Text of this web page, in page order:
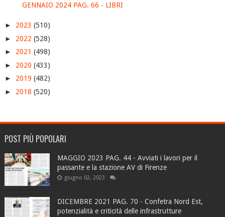
GENNAIO 2024 PAG. 66 - LIBRI
► 2023 (510)
► 2022 (528)
► 2021 (498)
► 2020 (433)
► 2019 (482)
► 2018 (520)
POST PIÙ POPOLARI
MAGGIO 2023 PAG. 44 - Avviati i lavori per il
passante e la stazione AV di Firenze
giugno 02, 2023
DICEMBRE 2021 PAG. 70 - Confetra Nord Est,
potenzialità e criticità delle infrastrutture